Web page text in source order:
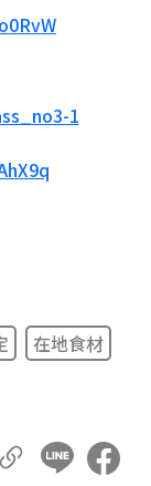
1
在地食材